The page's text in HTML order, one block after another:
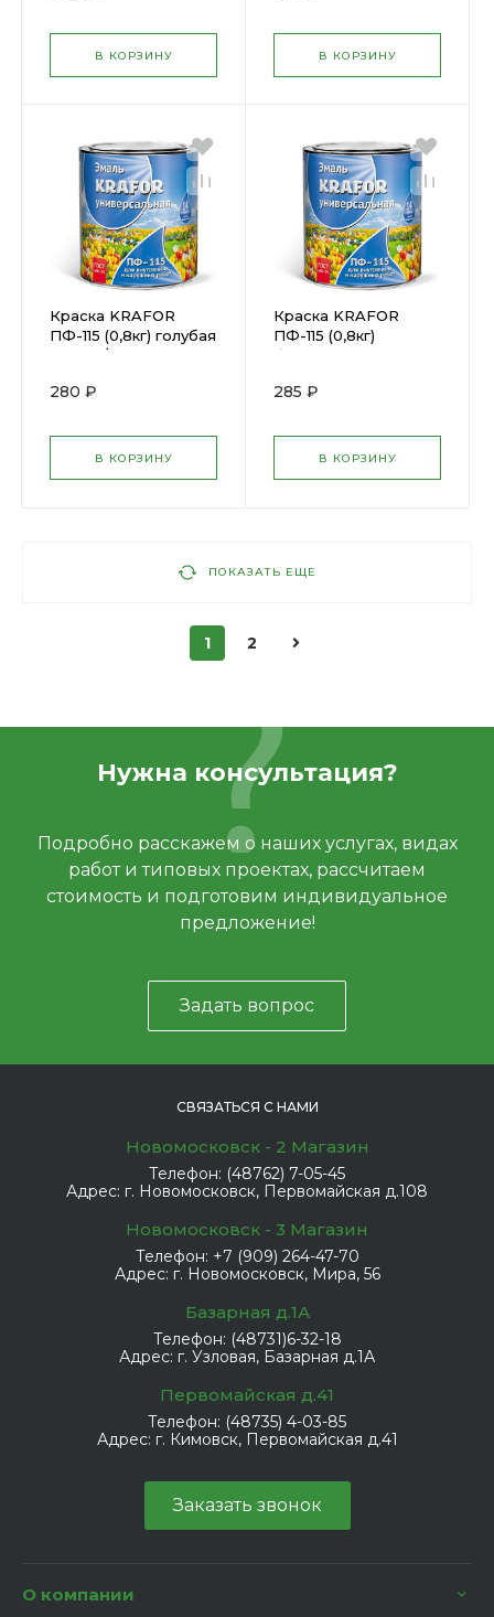
В КОРЗИНУ В КОРЗИНУ
Краска KRAFOR
ПФ-115 (0,8кг) голубая
(25992/206139
280 ₽
В КОРЗИНУ
Краска KRAFOR
ПФ-115 (0,8кг)
бежевая
285 ₽
В КОРЗИНУ
ПОКАЗАТЬ ЕЩЕ
1 2
Нужна консультация?
Подробно расскажем о наших услугах, видах
работ и типовых проектах, рассчитаем
стоимость и подготовим индивидуальное
предложение!
Задать вопрос
СВЯЗАТЬСЯ С НАМИ
Новомосковск - 2 Магазин
Телефон: (48762) 7-05-45
Адрес: г. Новомосковск, Первомайская д.108
Новомосковск - 3 Магазин
Телефон: +7 (909) 264-47-70
Адрес: г. Новомосковск, Мира, 56
Базарная д.1А
Телефон: (48731)6-32-18
Адрес: г. Узловая, Базарная д.1А
Первомайская д.41
Телефон: (48735) 4-03-85
Адрес: г. Кимовск, Первомайская д.41
Заказать звонок
О компании